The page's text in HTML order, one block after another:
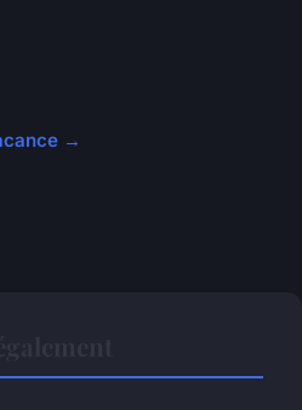
→